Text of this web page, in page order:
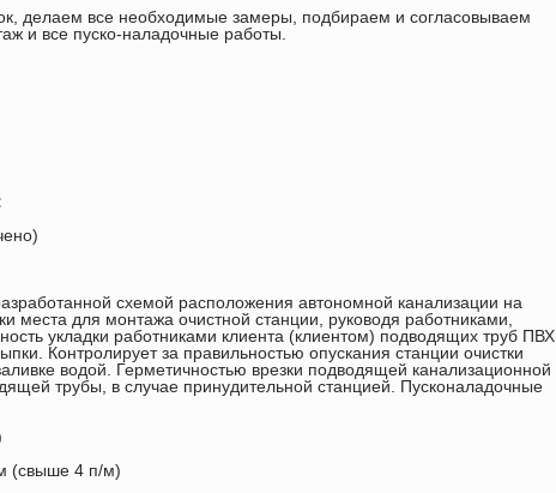
делаем все необходимые замеры, подбираем и согласовываем
и все пуско-наладочные работы.
схемой расположения автономной канализации на
места для монтажа очистной станции, руководя работниками,
укладки работниками клиента (клиентом) подводящих труб ПВХ,
Контролирует за правильностью опускания станции очистки
водой. Герметичностью врезки подводящей канализационной
трубы, в случае принудительной станцией. Пусконаладочные
(свыше 4 п/м)